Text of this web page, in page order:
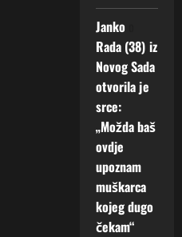
Janko
Rada (38) iz
Novog Sada
otvorila je
srce:
„Možda baš
ovdje
upoznam
muškarca
kojeg dugo
čekam“